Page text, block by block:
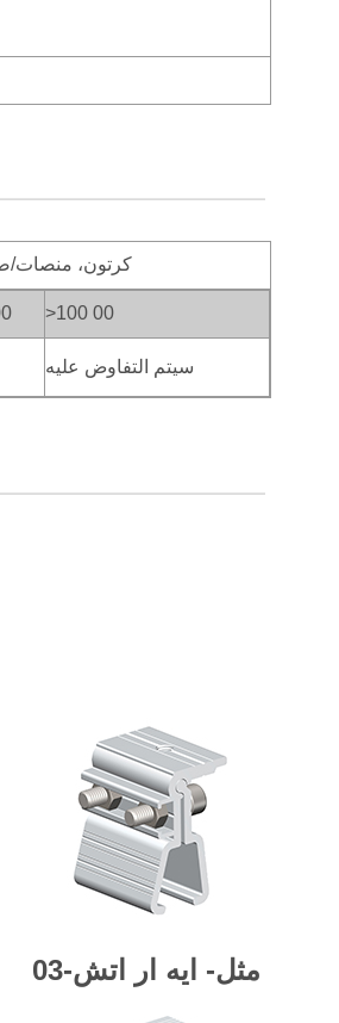
كرتون، منصات/
>100 00
سيتم التفاوض عليه
مثل- ايه ار اتش-03